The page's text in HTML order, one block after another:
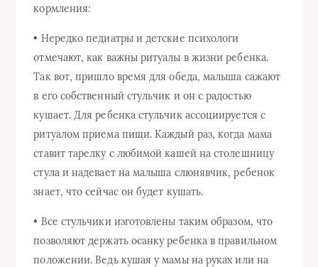
кормления:
• Нередко педиатры и детские психологи
отмечают, как важны ритуалы в жизни ребенка.
Так вот, пришло время для обеда, малыша сажают
в его собственный стульчик и он с радостью
кушает. Для ребенка стульчик ассоциируется с
ритуалом приема пищи. Каждый раз, когда мама
ставит тарелку с любимой кашей на столешницу
стула и надевает на малыша слюнявчик, ребенок
знает, что сейчас он будет кушать.
• Все стульчики изготовлены таким образом, что
позволяют держать осанку ребенка в правильном
положении. Ведь кушая у мамы на руках или на